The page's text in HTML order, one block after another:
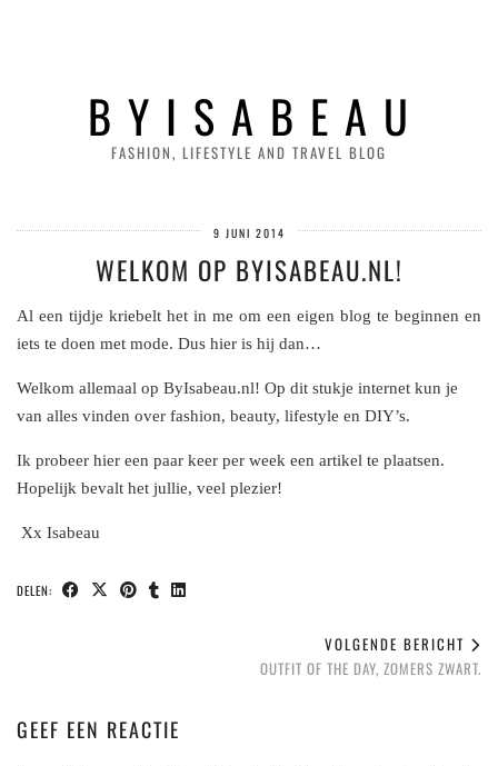
B Y I S A B E A U
FASHION, LIFESTYLE AND TRAVEL BLOG
9 JUNI 2014
WELKOM OP BYISABEAU.NL!
Al een tijdje kriebelt het in me om een eigen blog te beginnen en
iets te doen met mode. Dus hier is hij dan…
Welkom allemaal op ByIsabeau.nl! Op dit stukje internet kun je
van alles vinden over fashion, beauty, lifestyle en DIY’s.
Ik probeer hier een paar keer per week een artikel te plaatsen.
Hopelijk bevalt het jullie, veel plezier!
Xx Isabeau
DELEN:
VOLGENDE BERICHT
OUTFIT OF THE DAY, ZOMERS ZWART.
GEEF EEN REACTIE